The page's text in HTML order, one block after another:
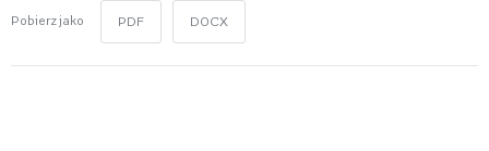
Pobierz jako PDF DOCX